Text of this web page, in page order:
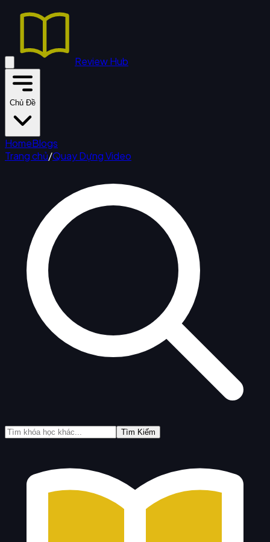
Review Hub
Chủ Đề
HomeBlogs
Trang chủ/Quay Dựng Video
Tìm Kiếm